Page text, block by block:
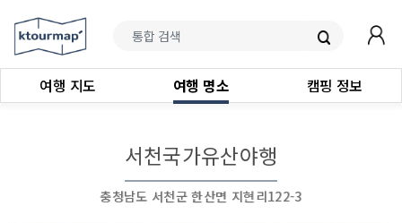
여행 지도 여행 명소 캠핑 정보
서천국가유산야행
충청남도 서천군 한산면 지현리122-3